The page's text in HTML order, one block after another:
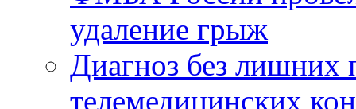
удаление грыж
Диагноз без лишних
телемедицинских